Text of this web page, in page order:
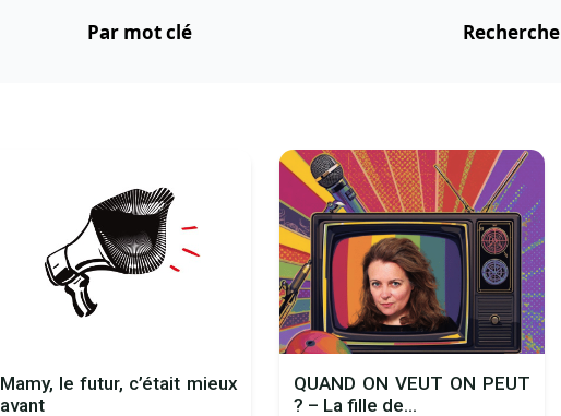
Par mot clé Recherche
Mamy, le futur, c’était mieux
avant
QUAND ON VEUT ON PEUT
? – La fille de...